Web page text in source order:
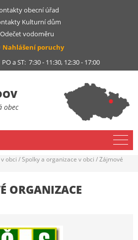
obecní úřad
Kulturní dům
Odečet vodoměru
Nahlášení poruchy
a ST: 7:30 - 11:30, 12:30 - 17:00
obec
obci /Spolky a organizace v obci /Zájmové
ORGANIZACE